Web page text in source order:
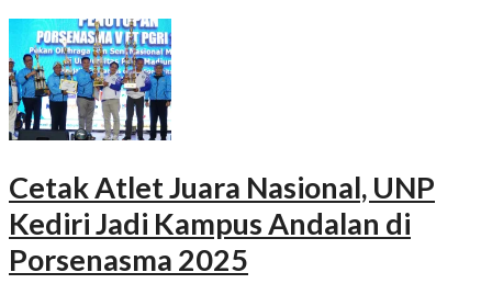
Cetak Atlet Juara Nasional, UNP
Kediri Jadi Kampus Andalan di
Porsenasma 2025